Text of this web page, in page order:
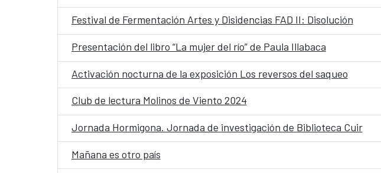
Festival de Fermentación Artes y Disidencias FAD II: Disolución
Presentación del libro “La mujer del río” de Paula Illabaca
Activación nocturna de la exposición Los reversos del saqueo
Club de lectura Molinos de Viento 2024
Jornada Hormigona. Jornada de investigación de Biblioteca Cuir
Mañana es otro país